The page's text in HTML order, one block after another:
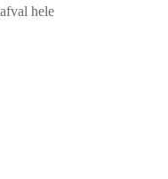
hele